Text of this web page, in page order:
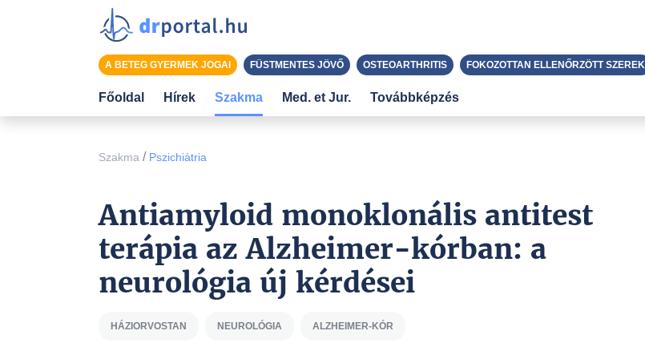
Szakma / Pszichiátria
Antiamyloid monoklonális antitest
terápia az Alzheimer-kórban: a
neurológia új kérdései
HÁZIORVOSTAN NEUROLÓGIA ALZHEIMER-KÓR
A BETEG GYERMEK JOGAI FÜSTMENTES JÖVŐ OSTEOARTHRITIS FOKOZOTTAN ELLENŐRZÖTT SZEREK
Főoldal Hírek Szakma Med. et Jur. Továbbképzés